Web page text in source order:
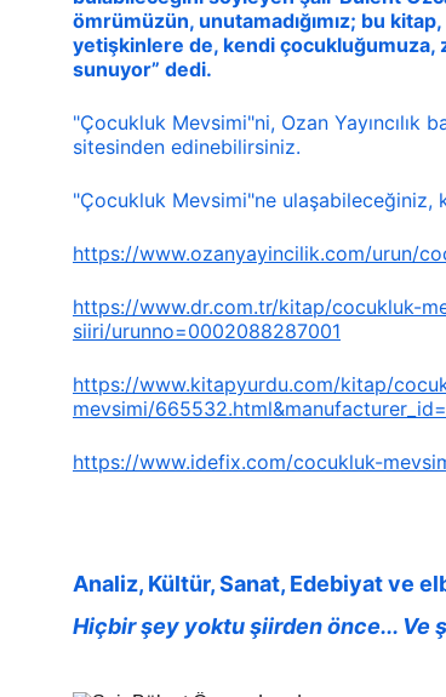
ömrümüzün, unutamadığımız; bu
yetişkinlere de, kendi çocukluğumuza,
sunuyor” dedi.
"Çocukluk Mevsimi"ni, Ozan Yayıncılık
sitesinden edinebilirsiniz.
"Çocukluk Mevsimi"ne ulaşabileceğiniz,
https://www.ozanyayincilik.com/urun/
https://www.dr.com.tr/kitap/cocukluk-
siiri/urunno=0002088287001
https://www.kitapyurdu.com/kitap/
mevsimi/
https://www.idefix.com/cocukluk-
Analiz, Kültür, Sanat, Edebiyat ve
Hiçbir şey yoktu şiirden önce... Ve